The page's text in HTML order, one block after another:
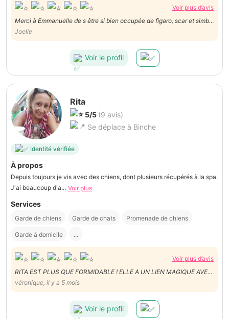
Voir plus d’avis
Merci à Emmanuelle de s être si bien occupée de figaro, scar et simba
ces 2 années !
Joelle
Voir le profil
Rita
5/5 (9 avis)
Se déplace à Binche
Identité vérifiée
À propos
Depuis toujours je vis avec des chiens, dont plusieurs récupérés à la spa.
J'ai beaucoup d'a... Voir plus
Services
Garde de chiens Garde de chats Promenade de chiens
Garde à domicile ...
Voir plus d’avis
RITA EST PLUS QUE FORMIDABLE ! ELLE A UN LIEN MAGIQUE AVEC
NOS ANIMAUX ELLE S'EN OCCUPE PARFAITEMENT BIEN. LA
CONNAITRE EST UN VRAI PLAISIR ET LUCY MA PETITE CHIENNE
EXTRÊMEMENT DIFFICILE L'A ADOPTÉE TOUT DE SUITE! LUCY A EU
DES VACANCES DE REVES !
véronique, il y a 5 mois
Voir le profil